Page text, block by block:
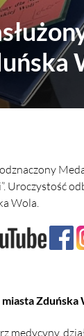
Uroczystość
Wola.
miasta Zduńska
medycyny,